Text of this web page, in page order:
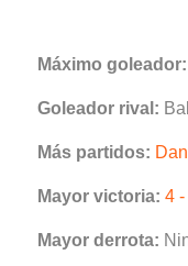
Máximo goleador:
Goleador rival:
Más partidos:
Mayor victoria: 4
Mayor derrota: